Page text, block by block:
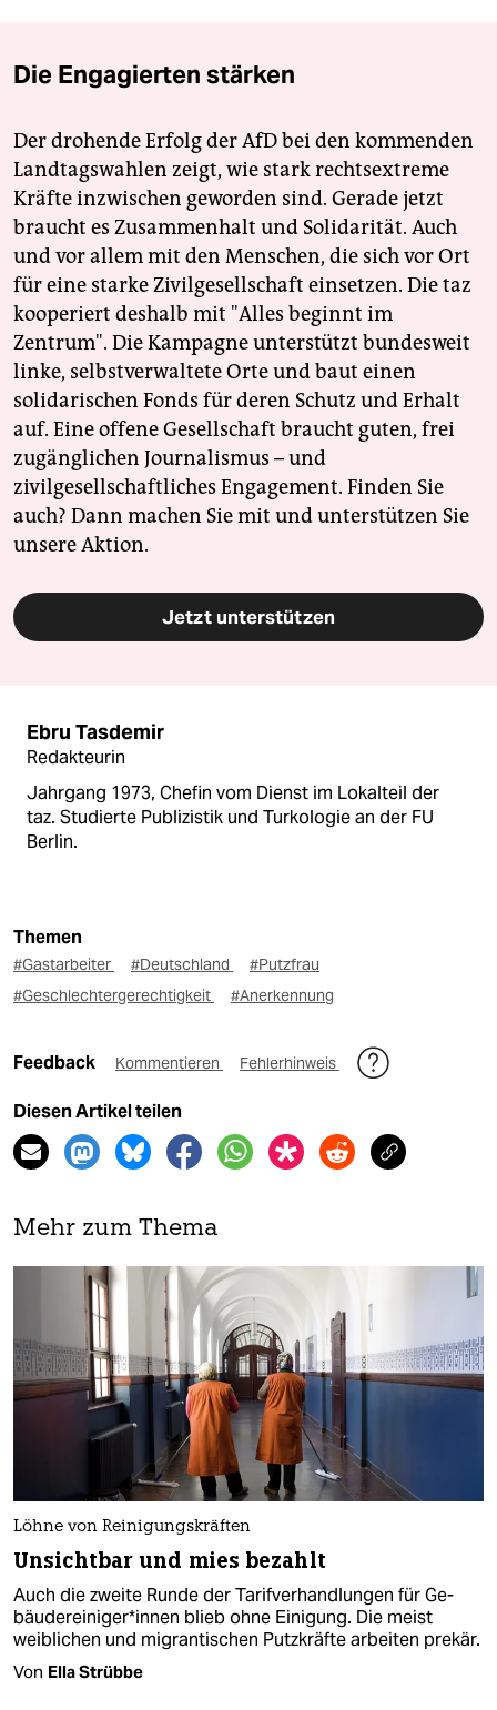
Die Engagierten stärken
Der drohende Erfolg der AfD bei den kommenden
Landtagswahlen zeigt, wie stark rechtsextreme
Kräfte inzwischen geworden sind. Gerade jetzt
braucht es Zusammenhalt und Solidarität. Auch
und vor allem mit den Menschen, die sich vor Ort
für eine starke Zivilgesellschaft einsetzen. Die taz
kooperiert deshalb mit "Alles beginnt im
Zentrum". Die Kampagne unterstützt bundesweit
linke, selbstverwaltete Orte und baut einen
solidarischen Fonds für deren Schutz und Erhalt
auf. Eine offene Gesellschaft braucht guten, frei
zugänglichen Journalismus – und
zivilgesellschaftliches Engagement. Finden Sie
auch? Dann machen Sie mit und unterstützen Sie
unsere Aktion.
Jetzt unterstützen
Ebru Tasdemir
Redakteurin
Jahrgang 1973, Chefin vom Dienst im Lokalteil der
taz. Studierte Publizistik und Turkologie an der FU
Berlin.
Themen
#Gastarbeiter #Deutschland
#Putzfrau
#Geschlechtergerechtigkeit
#Anerkennung
Feedback Kommentieren Fehlerhinweis
Diesen Artikel teilen
Mehr zum Thema
Löhne von Reinigungskräften
Unsichtbar und mies bezahlt
Auch die zweite Runde der Tarifverhandlungen für Ge­
bäu­de­rei­ni­ge­r*in­nen blieb ohne Einigung. Die meist
weiblichen und migrantischen Putzkräfte arbeiten prekär.
Von Ella Strübbe